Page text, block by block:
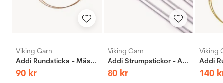
Viking Garn
Addi Rundsticka - Mässing
90 kr
Viking Garn
Addi Strumpstickor - Aluminium
80 kr
Viking
140